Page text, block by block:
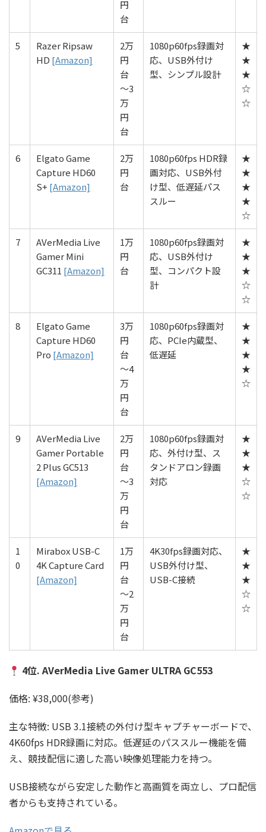
円
台
5
Razer Ripsaw
HD [Amazon]
2万
円
台
〜3
万
円
台
1080p60fps録画対
応、USB外付け
型、シンプル設計
★
★
★
☆
☆
6
Elgato Game
Capture HD60
S+[Amazon]
2万
円
台
1080p60fps HDR録
画対応、USB外付
け型、低遅延パス
スルー
★
★
★
★
☆
7
AVerMedia Live
Gamer Mini
GC311 [Amazon]
1万
円
台
1080p60fps録画対
応、USB外付け
型、コンパクト設
計
★
★
★
☆
☆
8
Elgato Game
Capture HD60
Pro [Amazon]
3万
円
台
〜4
万
円
台
1080p60fps録画対
応、PCIe内蔵型、
低遅延
★
★
★
★
☆
9
AVerMedia Live
Gamer Portable
2 Plus GC513
[Amazon]
2万
円
台
〜3
万
円
台
1080p60fps録画対
応、外付け型、ス
タンドアロン録画
対応
★
★
★
☆
☆
1
0
Mirabox USB-C
4K Capture Card
[Amazon]
1万
円
台
〜2
万
円
台
4K30fps録画対応、
USB外付け型、
USB-C接続
★
★
★
☆
☆
4位. AVerMedia Live Gamer ULTRA GC553
価格: ¥38,000(参考)
主な特徴: USB 3.1接続の外付け型キャプチャーボードで、
4K60fps HDR録画に対応。低遅延のパススルー機能を備
え、競技配信に適した高い映像処理能力を持つ。
USB接続ながら安定した動作と高画質を両立し、プロ配信
者からも支持されている。